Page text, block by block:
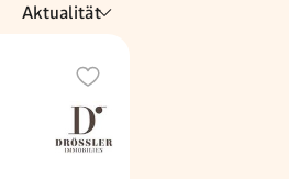
Aktualität